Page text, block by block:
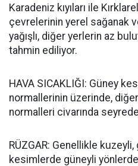
Karadeniz kıyıları ile
çevrelerinin yerel sağanak
yağışlı, diğer yerlerin az
tahmin ediliyor.
HAVA SICAKLIĞI: Güney
normallerinin üzerinde,
normalleri civarında
RÜZGAR: Genellikle
kesimlerde güneyli